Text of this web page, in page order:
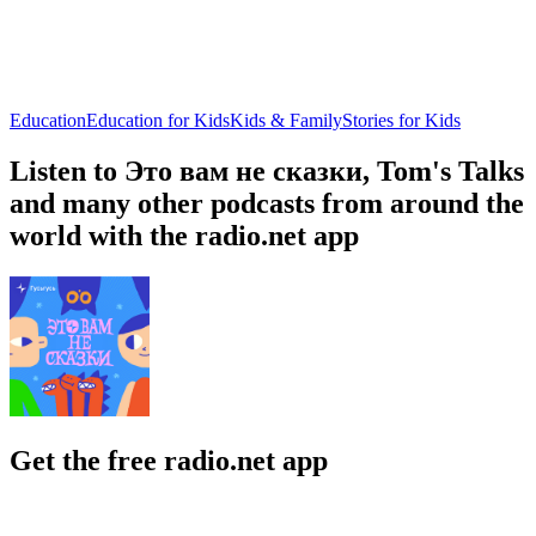
EducationEducation for KidsKids & FamilyStories for Kids
Listen to Это вам не сказки, Tom's Talks
and many other podcasts from around the
world with the radio.net app
Get the free radio.net app